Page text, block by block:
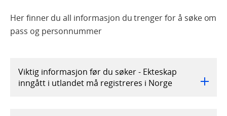
Her finner du all informasjon du trenger for å søke om
pass og personnummer
Viktig informasjon før du søker - Ekteskap
inngått i utlandet må registreres i Norge